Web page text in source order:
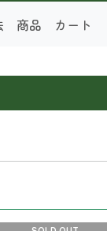
商品 カート